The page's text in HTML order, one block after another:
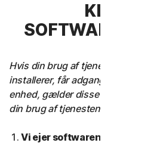
KLAUSUL
Hvis din brug af tjenesten kræver,
installerer, får adgang til eller
enhed, gælder disse
din brug af tjenesten.
Vi ejer softwaren.